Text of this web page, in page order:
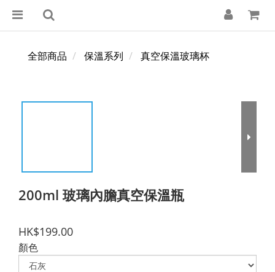
全部商品 保溫系列 真空保溫玻璃杯
200ml 玻璃內膽真空保溫瓶
HK$199.00
顏色